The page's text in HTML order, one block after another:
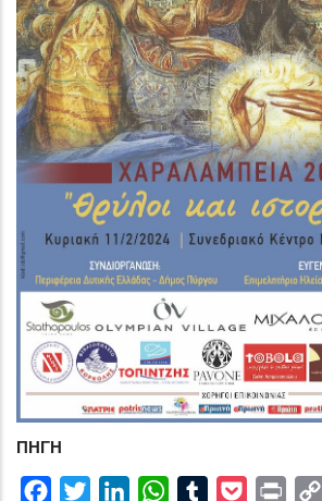
ΠΗΓΗ
FacebookTwitterLinkedInWhatsAppTumblrPocketPrint